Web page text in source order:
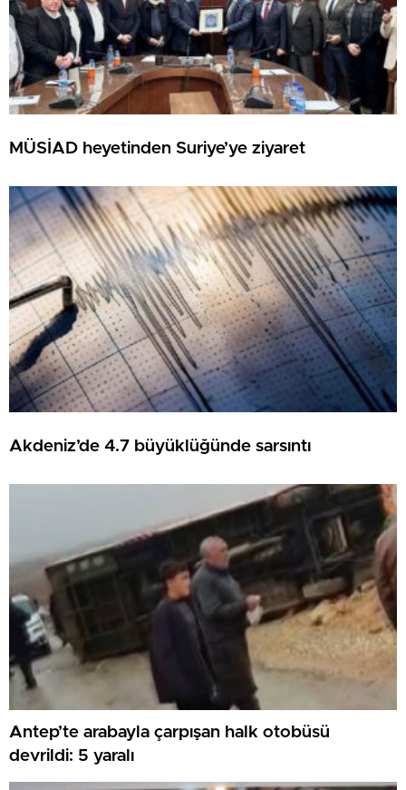
MÜSİAD heyetinden Suriye’ye ziyaret
Akdeniz’de 4.7 büyüklüğünde sarsıntı
Antep’te arabayla çarpışan halk otobüsü
devrildi: 5 yaralı